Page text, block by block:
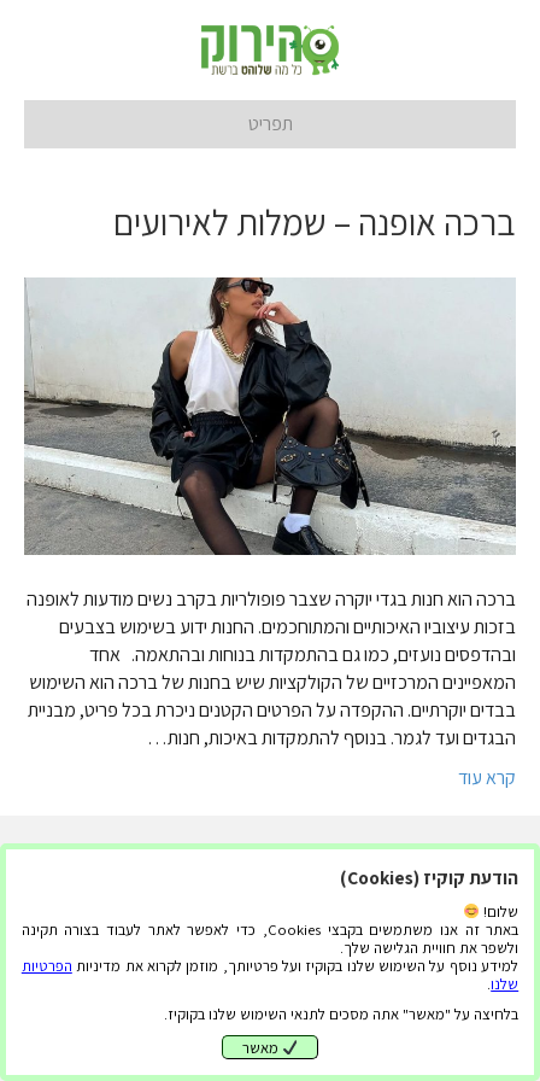
תפריט
ברכה אופנה – שמלות לאירועים
ברכה הוא חנות בגדי יוקרה שצבר פופולריות בקרב נשים מודעות לאופנה
בזכות עיצוביו האיכותיים והמתוחכמים. החנות ידוע בשימוש בצבעים
ובהדפסים נועזים, כמו גם בהתמקדות בנוחות ובהתאמה. אחד
המאפיינים המרכזיים של הקולקציות שיש בחנות של ברכה הוא השימוש
בבדים יוקרתיים. ההקפדה על הפרטים הקטנים ניכרת בכל פריט, מבניית
הבגדים ועד לגמר. בנוסף להתמקדות באיכות, חנות…
קרא עוד
הודעת קוקיז (Cookies)
שלום!
באתר זה אנו משתמשים בקבצי Cookies, כדי לאפשר לאתר לעבוד בצורה תקינה
ולשפר את חוויית הגלישה שלך.
למידע נוסף על השימוש שלנו בקוקיז ועל פרטיותך, מוזמן לקרוא את מדיניות הפרטיות
שלנו.
בלחיצה על "מאשר" אתה מסכים לתנאי השימוש שלנו בקוקיז.
מאשר